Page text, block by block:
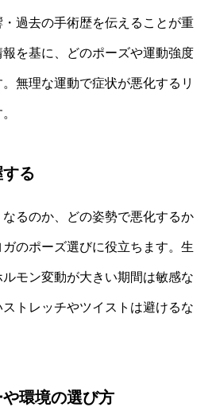
過去の手術歴を伝えることが重
を基に、どのポーズや運動強度
無理な運動で症状が悪化するリ
る
るのか、どの姿勢で悪化するか
のポーズ選びに役立ちます。生
モン変動が大きい期間は敏感な
トレッチやツイストは避けるな
環境の選び方